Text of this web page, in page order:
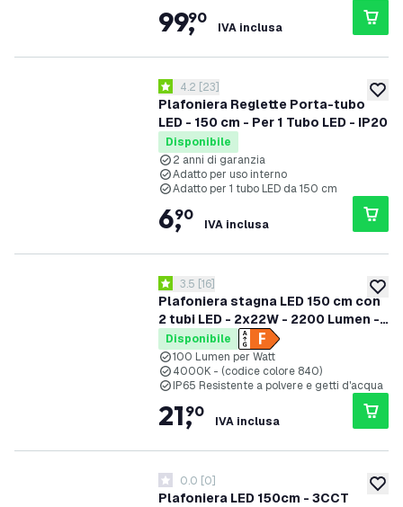
99,
90
IVA inclusa
Plafoniera Reglette Porta-tubo
LED - 150 cm - Per 1 Tubo LED - IP20
apri il cassetto delle recensioni
4.2 stelle di valutazione
4.2 [23]
Disponibile
2 anni di garanzia
Adatto per uso interno
Adatto per 1 tubo LED da 150 cm
6,
90
IVA inclusa
Plafoniera stagna LED 150 cm con
2 tubi LED - 2x22W - 2200 Lumen -
4000K - IP65 - kit di fissaggio in
acciaio inox incluso
apri il cassetto delle recensioni
3.5 stelle di valutazione
3.5 [16]
Disponibile
100 Lumen per Watt
4000K - (codice colore 840)
IP65 Resistente a polvere e getti d'acqua
21,
90
IVA inclusa
Plafoniera LED 150cm - 3CCT
0 stelle di valutazione
0.0 [0]